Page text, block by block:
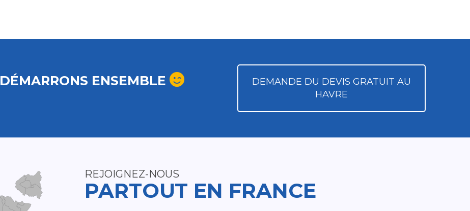
DÉMARRONS ENSEMBLE
DEMANDE DU DEVIS GRATUIT AU
HAVRE
REJOIGNEZ-NOUS
PARTOUT EN FRANCE